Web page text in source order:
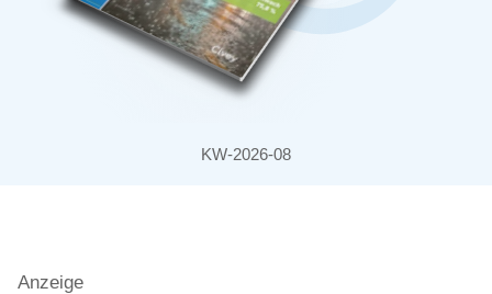
KW-2026-08
Anzeige